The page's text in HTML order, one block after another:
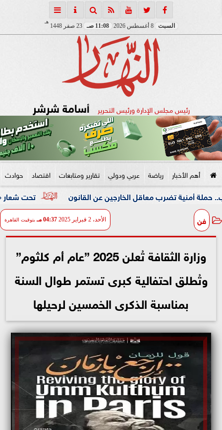
السبت 8 أغسطس 2026 11:08 صـ 23 صفر 1448
هـ
رئيس مجلس الإدارة ورئيس التحرير أسامة شرشر
أهم الأخبار رياضة عربي ودولي تقارير ومتابعات اقتصاد حوادث
تحت شعار «خدمة بيوت تضرب معاقل الخارجين عن القانون
فن الأحد، 2 فبراير 2025 04:37 مـ بتوقيت القاهرة
وزارة الثقافة تُعلن 2025 ”عام أم كلثوم”
وتُطلق احتفالية كبرى تستمر طوال السنة
بمناسبة الذكرى الخمسين لرحيلها